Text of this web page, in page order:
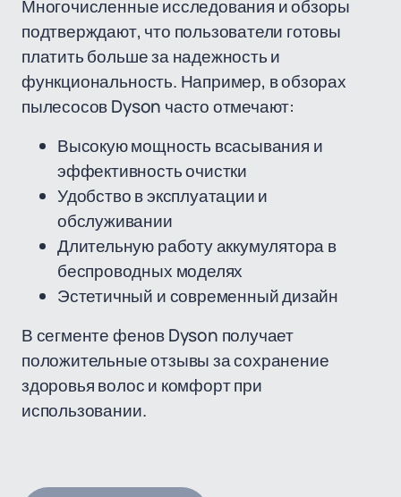
Многочисленные исследования и обзоры
подтверждают, что пользователи готовы
платить больше за надежность и
функциональность. Например, в обзорах
пылесосов Dyson часто отмечают:
Высокую мощность всасывания и
эффективность очистки
Удобство в эксплуатации и
обслуживании
Длительную работу аккумулятора в
беспроводных моделях
Эстетичный и современный дизайн
В сегменте фенов Dyson получает
положительные отзывы за сохранение
здоровья волос и комфорт при
использовании.